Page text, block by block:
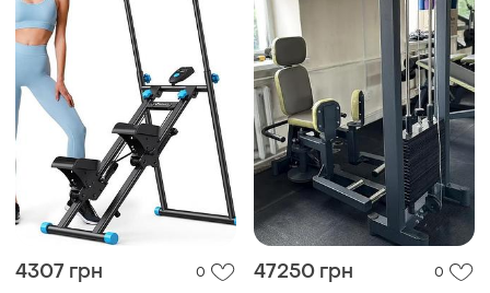
4307 грн 0 47250 грн 0